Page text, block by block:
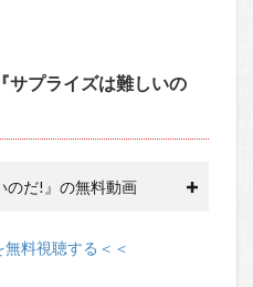
サプライズは難しいの
のだ!』の無料動画
料視聴する＜＜